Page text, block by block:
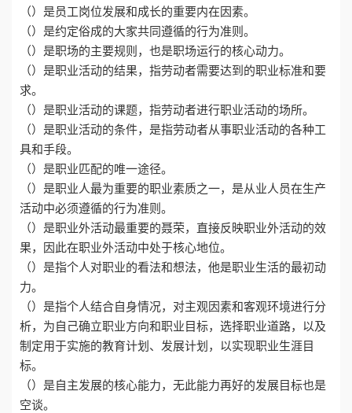
（）是员工岗位发展和成长的重要内在因素。
（）是约定俗成的大家共同遵循的行为准则。
（）是职场的主要规则，也是职场运行的核心动力。
（）是职业活动的结果，指劳动者需要达到的职业标准和要
求。
（）是职业活动的课题，指劳动者进行职业活动的场所。
（）是职业活动的条件，是指劳动者从事职业活动的各种工
具和手段。
（）是职业匹配的唯一途径。
（）是职业人最为重要的职业素质之一，是从业人员在生产
活动中必须遵循的行为准则。
（）是职业外活动最重要的聂荣，直接反映职业外活动的效
果，因此在职业外活动中处于核心地位。
（）是指个人对职业的看法和想法，他是职业生活的最初动
力。
（）是指个人结合自身情况，对主观因素和客观环境进行分
析，为自己确立职业方向和职业目标，选择职业道路，以及
制定用于实施的教育计划、发展计划，以实现职业生涯目
标。
（）是自主发展的核心能力，无此能力再好的发展目标也是
空谈。